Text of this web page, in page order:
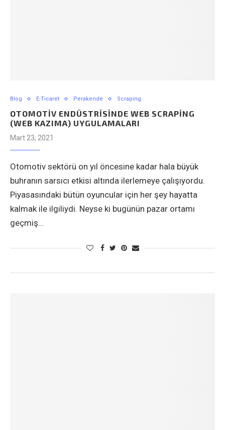
Blog E-Ticaret Perakende Scraping
OTOMOTIV ENDÜSTRISINDE WEB SCRAPING
(WEB KAZIMA) UYGULAMALARI
Mart 23, 2021
Otomotiv sektörü on yıl öncesine kadar hala büyük
buhranın sarsıcı etkisi altında ilerlemeye çalışıyordu.
Piyasasındaki bütün oyuncular için her şey hayatta
kalmak ile ilgiliydi. Neyse ki bugünün pazar ortamı
geçmiş…